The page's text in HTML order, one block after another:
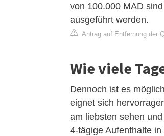
von 100.000 MAD
ausgeführt werden.
Antrag auf Entfernung der
Wie viele
Dennoch ist es
eignet sich
am liebsten sehen
4-tägige Aufenthalte